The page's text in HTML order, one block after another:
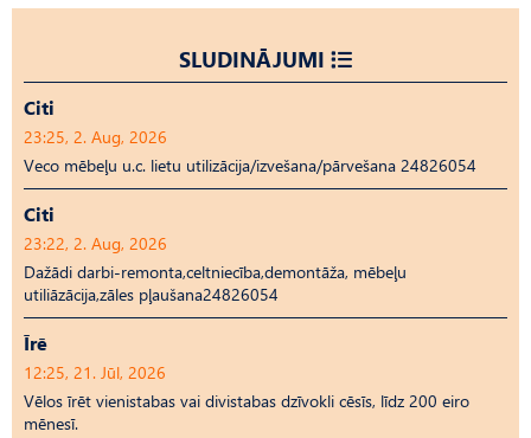
SLUDINĀJUMI
Citi
23:25, 2. Aug, 2026
Veco mēbeļu u.c. lietu utilizācija/izvešana/pārvešana 24826054
Citi
23:22, 2. Aug, 2026
Dažādi darbi-remonta,celtniecība,demontāža, mēbeļu
utiliāzācija,zāles pļaušana24826054
Īrē
12:25, 21. Jūl, 2026
Vēlos īrēt vienistabas vai divistabas dzīvokli cēsīs, līdz 200 eiro
mēnesī.